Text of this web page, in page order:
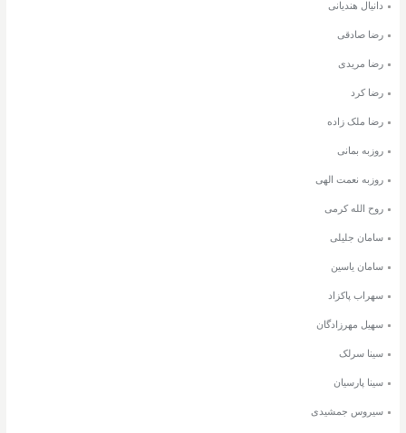
دانیال هندیانی
رضا صادقی
رضا مریدی
رضا کرد
رضا ملک زاده
روزبه بمانی
روزبه نعمت الهی
روح الله کرمی
سامان جلیلی
سامان یاسین
سهراب پاکزاد
سهیل مهرزادگان
سینا سرلک
سینا پارسیان
سیروس جمشیدی